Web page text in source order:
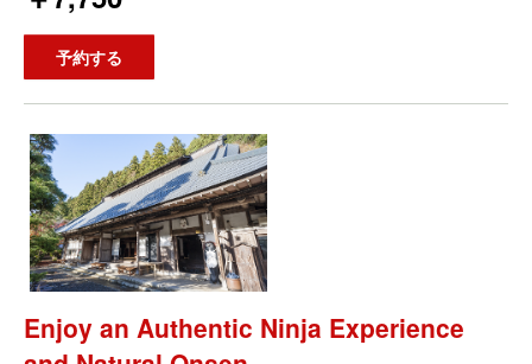
予約する
Enjoy an Authentic Ninja Experience